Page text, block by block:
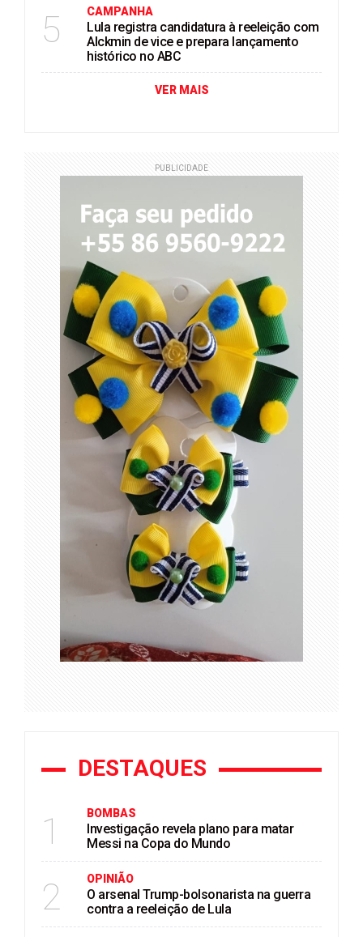
5 CAMPANHA
Lula registra candidatura à reeleição com
Alckmin de vice e prepara lançamento
histórico no ABC
VER MAIS
PUBLICIDADE
DESTAQUES
1 BOMBAS
Investigação revela plano para matar
Messi na Copa do Mundo
2 OPINIÃO
O arsenal Trump-bolsonarista na guerra
contra a reeleição de Lula